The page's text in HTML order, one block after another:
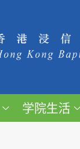
学院生活